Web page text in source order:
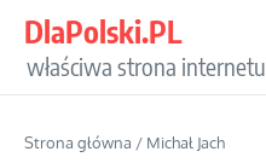
DlaPolski.PL
właściwa strona internetu
Strona główna / Michał Jach